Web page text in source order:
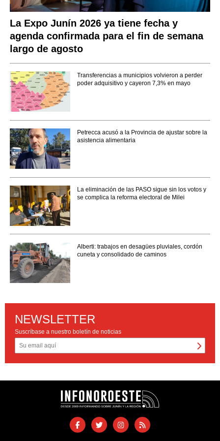
La Expo Junín 2026 ya tiene fecha y
agenda confirmada para el fin de semana
largo de agosto
Transferencias a municipios volvieron a perder
poder adquisitivo y cayeron 7,3% en mayo
Petrecca acusó a la Provincia de ajustar sobre la
asistencia alimentaria
La eliminación de las PASO sigue sin los votos y
se complica la reforma electoral de Milei
Alberti: trabajos en desagües pluviales, cordón
cuneta y consolidado de caminos
NEWSLETTER
Suscríbase a nuestro boletín de noticias